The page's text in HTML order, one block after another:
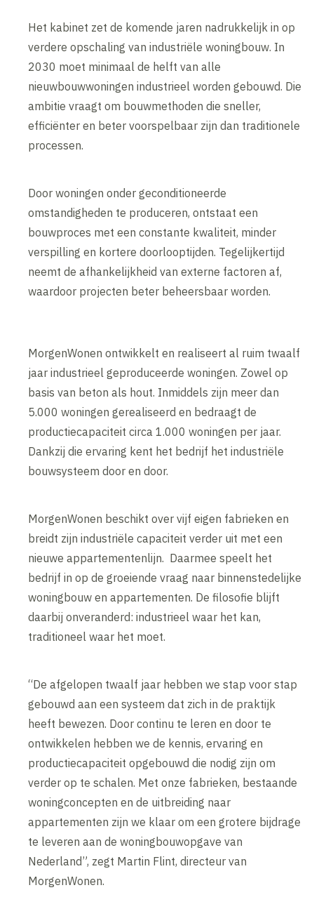
Het kabinet zet de komende jaren nadrukkelijk in op
verdere opschaling van industriële woningbouw. In
2030 moet minimaal de helft van alle
nieuwbouwwoningen industrieel worden gebouwd. Die
ambitie vraagt om bouwmethoden die sneller,
efficiënter en beter voorspelbaar zijn dan traditionele
processen.
Door woningen onder geconditioneerde
omstandigheden te produceren, ontstaat een
bouwproces met een constante kwaliteit, minder
verspilling en kortere doorlooptijden. Tegelijkertijd
neemt de afhankelijkheid van externe factoren af,
waardoor projecten beter beheersbaar worden.
MorgenWonen ontwikkelt en realiseert al ruim twaalf
jaar industrieel geproduceerde woningen. Zowel op
basis van beton als hout. Inmiddels zijn meer dan
5.000 woningen gerealiseerd en bedraagt de
productiecapaciteit circa 1.000 woningen per jaar.
Dankzij die ervaring kent het bedrijf het industriële
bouwsysteem door en door.
MorgenWonen beschikt over vijf eigen fabrieken en
breidt zijn industriële capaciteit verder uit met een
nieuwe appartementenlijn. Daarmee speelt het
bedrijf in op de groeiende vraag naar binnenstedelijke
woningbouw en appartementen. De filosofie blijft
daarbij onveranderd: industrieel waar het kan,
traditioneel waar het moet.
“De afgelopen twaalf jaar hebben we stap voor stap
gebouwd aan een systeem dat zich in de praktijk
heeft bewezen. Door continu te leren en door te
ontwikkelen hebben we de kennis, ervaring en
productiecapaciteit opgebouwd die nodig zijn om
verder op te schalen. Met onze fabrieken, bestaande
woningconcepten en de uitbreiding naar
appartementen zijn we klaar om een grotere bijdrage
te leveren aan de woningbouwopgave van
Nederland”, zegt Martin Flint, directeur van
MorgenWonen.